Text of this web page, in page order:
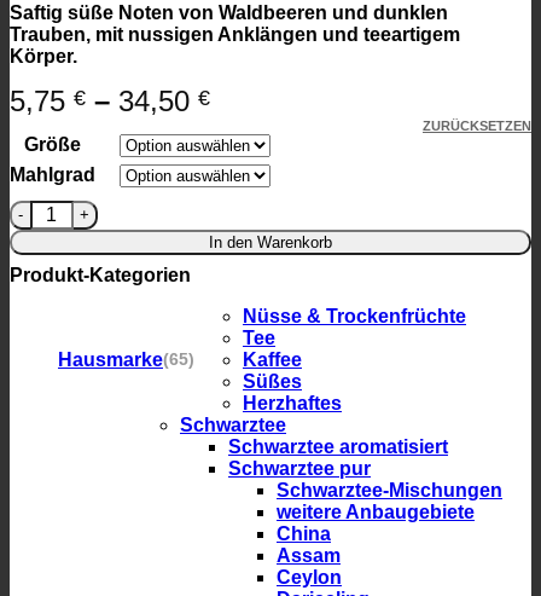
Saftig süße Noten von Waldbeeren und dunklen
Trauben, mit nussigen Anklängen und teeartigem
Körper.
5,75 € – 34,50 €
Größe
Mahlgrad
ZURÜCKSETZEN
Kolumbien Supremo Menge
In den Warenkorb
Produkt-Kategorien
Hausmarke(65)
Nüsse & Trockenfrüchte
Tee
Kaffee
Süßes
Herzhaftes
Schwarztee
Schwarztee aromatisiert
Schwarztee pur
Schwarztee-Mischungen
weitere Anbaugebiete
China
Assam
Ceylon